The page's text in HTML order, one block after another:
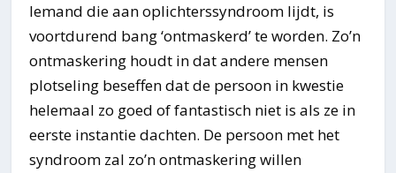
Iemand die aan oplichterssyndroom lijdt, is
voortdurend bang ‘ontmaskerd’ te worden. Zo’n
ontmaskering houdt in dat andere mensen
plotseling beseffen dat de persoon in kwestie
helemaal zo goed of fantastisch niet is als ze in
eerste instantie dachten. De persoon met het
syndroom zal zo’n ontmaskering willen